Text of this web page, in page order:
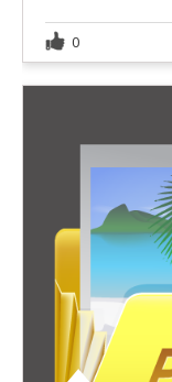
0